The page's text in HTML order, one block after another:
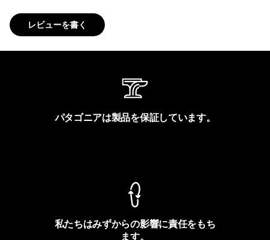
レビューを書く
パタゴニアは製品を保証しています。
私たちはみずからの影響に責任をもち
ます。